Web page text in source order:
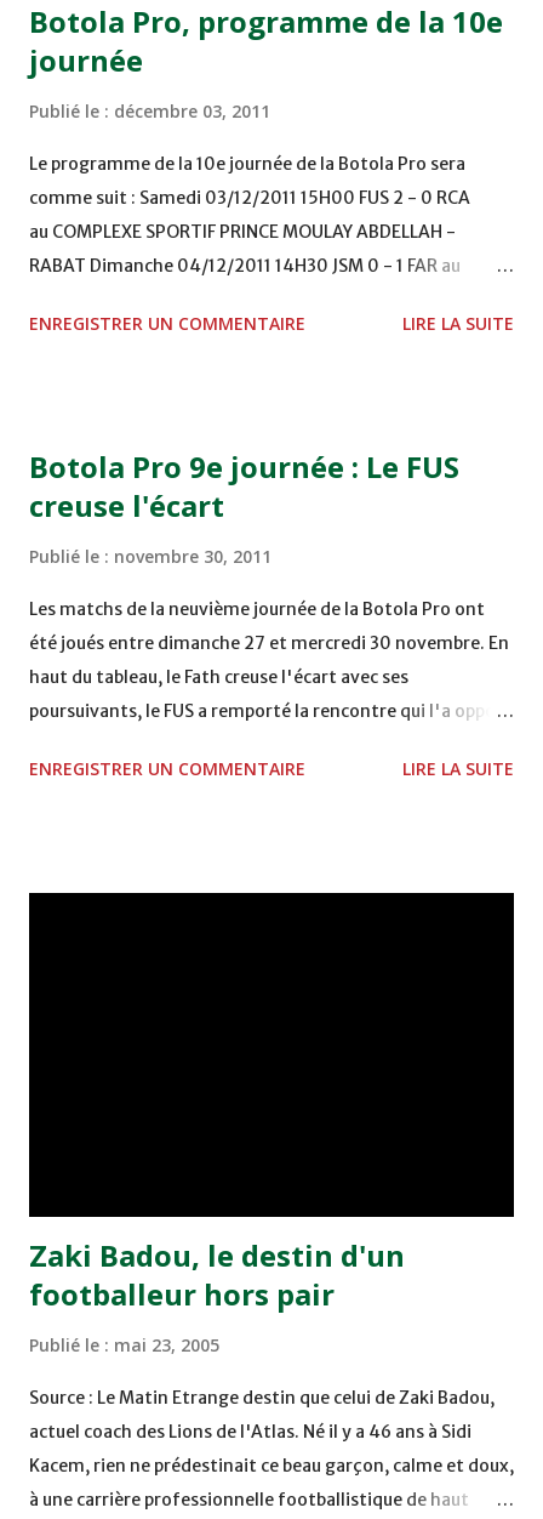
Botola Pro, programme de la 10e
journée
Publié le : décembre 03, 2011
Le programme de la 10e journée de la Botola Pro sera
comme suit : Samedi 03/12/2011 15H00 FUS 2 - 0 RCA
au COMPLEXE SPORTIF PRINCE MOULAY ABDELLAH -
RABAT Dimanche 04/12/2011 14H30 JSM 0 - 1 FAR au
TERRAIN EL ABDI - EL JADIDA 16h30 OCK 0 - 1 HUSA
Mardi 06/12/2011 15H00 WAF - OCS au COMPLEXE SPORTIF
DE FES - FES WAC - MAS Reporté pour cause de finale de la
ENREGISTRER UN COMMENTAIRE LIRE LA SUITE
Botola Pro 9e journée : Le FUS
creuse l'écart
Publié le : novembre 30, 2011
Les matchs de la neuvième journée de la Botola Pro ont
été joués entre dimanche 27 et mercredi 30 novembre. En
haut du tableau, le Fath creuse l'écart avec ses
poursuivants, le FUS a remporté la rencontre qui l'a opposé
2, Badr Kachani a ouvert la marque à la 38e pour les
ENREGISTRER UN COMMENTAIRE LIRE LA SUITE
Zaki Badou, le destin d'un
footballeur hors pair
Publié le : mai 23, 2005
Source : Le Matin Etrange destin que celui de Zaki Badou,
actuel coach des Lions de l'Atlas. Né il y a 46 ans à Sidi
Kacem, rien ne prédestinait ce beau garçon, calme et doux,
à une carrière professionnelle footballistique de haut